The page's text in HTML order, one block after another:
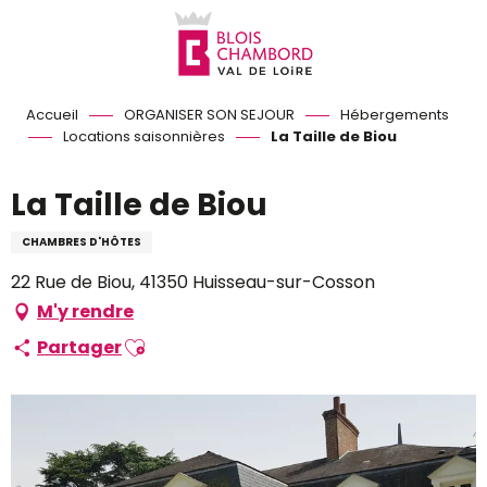
Accueil ORGANISER SON SEJOUR
Hébergements
Locations saisonnières
La Taille de Biou
La Taille de Biou
CHAMBRES D'HÔTES
22 Rue de Biou, 41350 Huisseau-sur-Cosson
M'y rendre
PartagerAjouter aux favoris